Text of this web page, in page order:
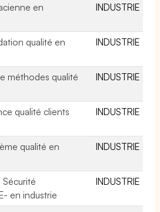
en
INDUSTRIE
qualité en
INDUSTRIE
méthodes qualité
INDUSTRIE
qualité clients
INDUSTRIE
qualité en
INDUSTRIE
en industrie
INDUSTRIE